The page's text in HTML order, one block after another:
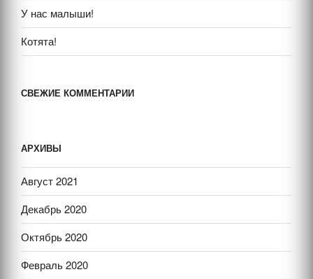
У нас малыши!
Котята!
СВЕЖИЕ КОММЕНТАРИИ
АРХИВЫ
Август 2021
Декабрь 2020
Октябрь 2020
Февраль 2020